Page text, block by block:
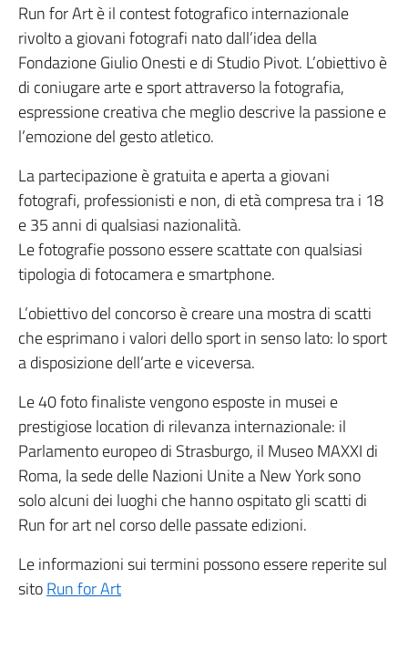
Run for Art è il contest fotografico internazionale
rivolto a giovani fotografi nato dall’idea della
Fondazione Giulio Onesti e di Studio Pivot. L’obiettivo è
di coniugare arte e sport attraverso la fotografia,
espressione creativa che meglio descrive la passione e
l’emozione del gesto atletico.
La partecipazione è gratuita e aperta a giovani
fotografi, professionisti e non, di età compresa tra i 18
e 35 anni di qualsiasi nazionalità.
Le fotografie possono essere scattate con qualsiasi
tipologia di fotocamera e smartphone.
L’obiettivo del concorso è creare una mostra di scatti
che esprimano i valori dello sport in senso lato: lo sport
a disposizione dell’arte e viceversa.
Le 40 foto finaliste vengono esposte in musei e
prestigiose location di rilevanza internazionale: il
Parlamento europeo di Strasburgo, il Museo MAXXI di
Roma, la sede delle Nazioni Unite a New York sono
solo alcuni dei luoghi che hanno ospitato gli scatti di
Run for art nel corso delle passate edizioni.
Le informazioni sui termini possono essere reperite sul
sitoRun for Art